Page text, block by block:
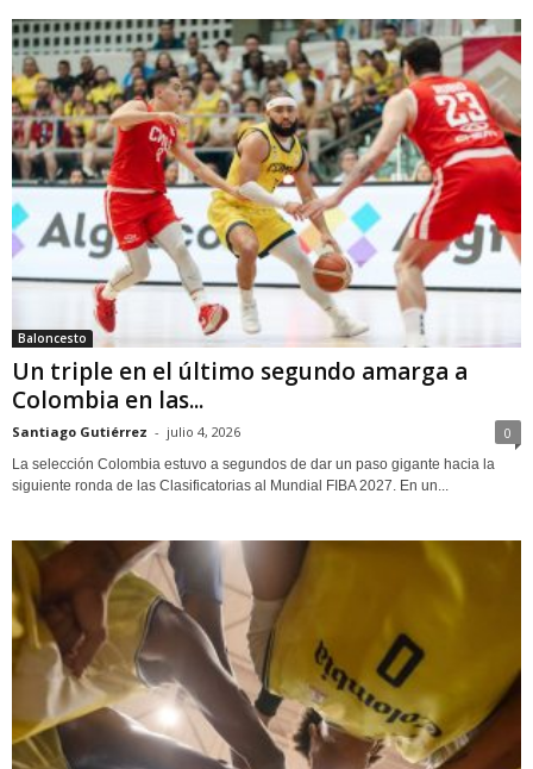
Baloncesto
Un triple en el último segundo amarga a
Colombia en las...
Santiago Gutiérrez - julio 4, 2026 0
La selección Colombia estuvo a segundos de dar un paso gigante hacia la
siguiente ronda de las Clasificatorias al Mundial FIBA 2027. En un...